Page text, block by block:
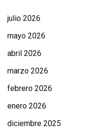
julio 2026
mayo 2026
abril 2026
marzo 2026
febrero 2026
enero 2026
diciembre 2025